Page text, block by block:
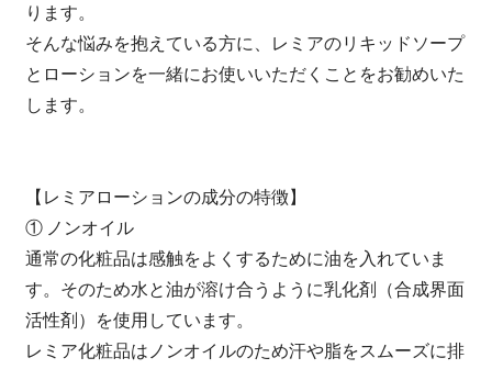
ります。
そんな悩みを抱えている方に、レミアのリキッドソープ
とローションを一緒にお使いいただくことをお勧めいた
します。
【レミアローションの成分の特徴】
① ノンオイル
通常の化粧品は感触をよくするために油を入れていま
す。そのため水と油が溶け合うように乳化剤（合成界面
活性剤）を使用しています。
レミア化粧品はノンオイルのため汗や脂をスムーズに排